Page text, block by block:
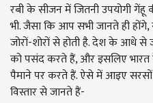
रबी के सीजन में जितनी उपयोगी गेंहू
भी. जैसा कि आप सभी जानते ही
जोरों-शोरों से होती है. देश के आधे
को पसंद करते हैं, और इसलिए भारत
पैमाने पर करते हैं. ऐसे में आइए सरसों
विस्तार से जानते हैं-